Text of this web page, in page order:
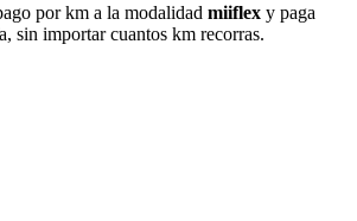
por km a la modalidad miiflex y paga
sin importar cuantos km recorras.